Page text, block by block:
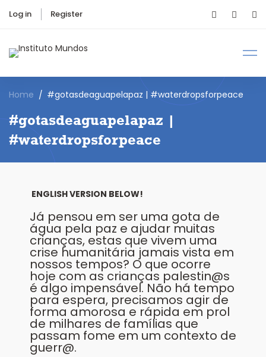
Log in Register
Home #gotasdeaguapelapaz | #waterdropsforpeace
#gotasdeaguapelapaz |
#waterdropsforpeace
ENGLISH VERSION BELOW!
Já pensou em ser uma gota de
água pela paz e ajudar muitas
crianças, estas que vivem uma
crise humanitária jamais vista em
nossos tempos? O que ocorre
hoje com as crianças palestin@s
é algo impensável. Não há tempo
para espera, precisamos agir de
forma amorosa e rápida em prol
de milhares de famílias que
passam fome em um contexto de
guerr@.